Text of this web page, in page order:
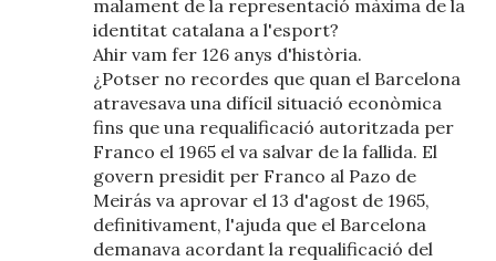
malament de la representació màxima de la
identitat catalana a l'esport?
Ahir vam fer 126 anys d'història.
¿Potser no recordes que quan el Barcelona
atravesava una difícil situació econòmica
fins que una requalificació autoritzada per
Franco el 1965 el va salvar de la fallida. El
govern presidit per Franco al Pazo de
Meirás va aprovar el 13 d'agost de 1965,
definitivament, l'ajuda que el Barcelona
demanava acordant la requalificació del